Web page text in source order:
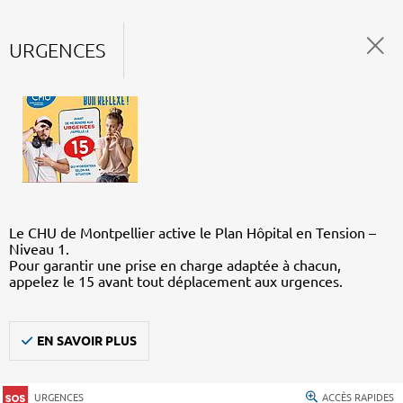
URGENCES
Le CHU de Montpellier active le Plan Hôpital en Tension –
Niveau 1.
Pour garantir une prise en charge adaptée à chacun,
appelez le 15 avant tout déplacement aux urgences.
EN SAVOIR PLUS
URGENCES ACCÈS RAPIDES